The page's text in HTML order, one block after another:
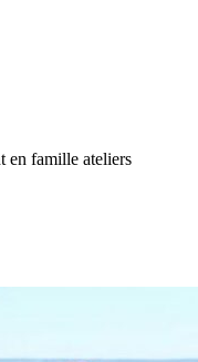
en famille ateliers